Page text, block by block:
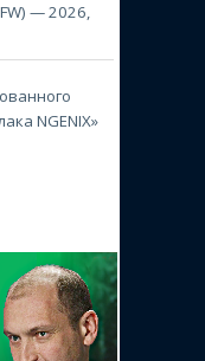
— 2026,
NGENIX»